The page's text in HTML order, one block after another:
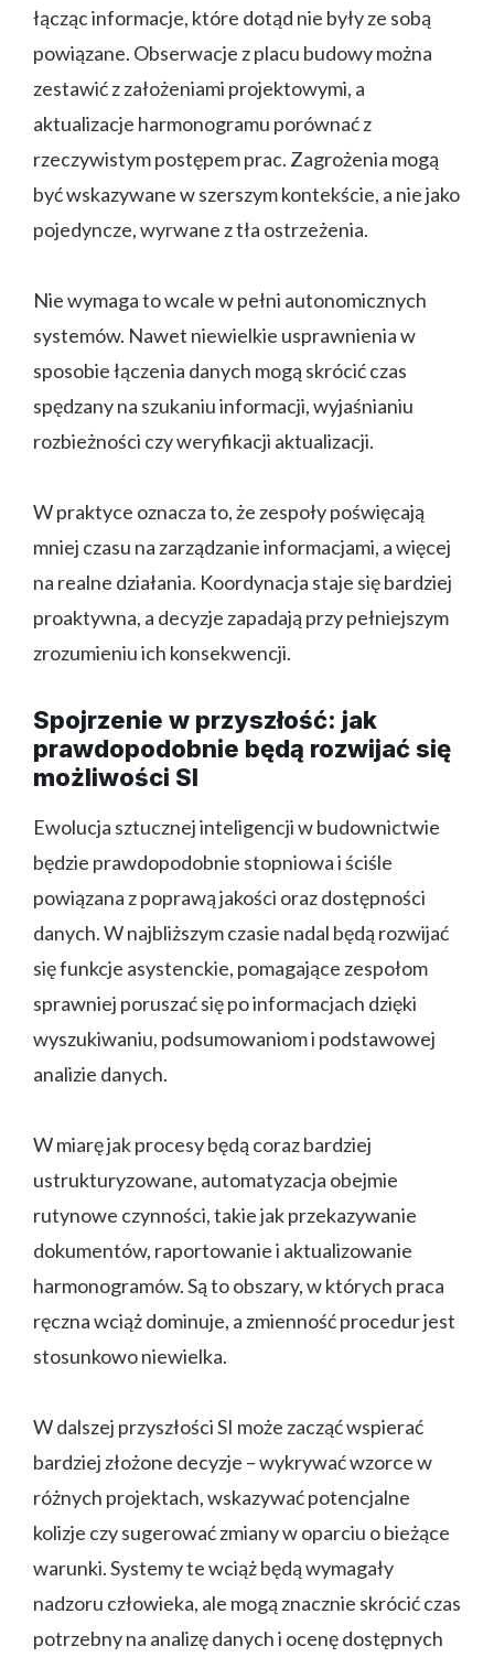
łącząc informacje, które dotąd nie były ze sobą
powiązane. Obserwacje z placu budowy można
zestawić z założeniami projektowymi, a
aktualizacje harmonogramu porównać z
rzeczywistym postępem prac. Zagrożenia mogą
być wskazywane w szerszym kontekście, a nie jako
pojedyncze, wyrwane z tła ostrzeżenia.
Nie wymaga to wcale w pełni autonomicznych
systemów. Nawet niewielkie usprawnienia w
sposobie łączenia danych mogą skrócić czas
spędzany na szukaniu informacji, wyjaśnianiu
rozbieżności czy weryfikacji aktualizacji.
W praktyce oznacza to, że zespoły poświęcają
mniej czasu na zarządzanie informacjami, a więcej
na realne działania. Koordynacja staje się bardziej
proaktywna, a decyzje zapadają przy pełniejszym
zrozumieniu ich konsekwencji.
Spojrzenie w przyszłość: jak
prawdopodobnie będą rozwijać się
możliwości SI
Ewolucja sztucznej inteligencji w budownictwie
będzie prawdopodobnie stopniowa i ściśle
powiązana z poprawą jakości oraz dostępności
danych. W najbliższym czasie nadal będą rozwijać
się funkcje asystenckie, pomagające zespołom
sprawniej poruszać się po informacjach dzięki
wyszukiwaniu, podsumowaniom i podstawowej
analizie danych.
W miarę jak procesy będą coraz bardziej
ustrukturyzowane, automatyzacja obejmie
rutynowe czynności, takie jak przekazywanie
dokumentów, raportowanie i aktualizowanie
harmonogramów. Są to obszary, w których praca
ręczna wciąż dominuje, a zmienność procedur jest
stosunkowo niewielka.
W dalszej przyszłości SI może zacząć wspierać
bardziej złożone decyzje – wykrywać wzorce w
różnych projektach, wskazywać potencjalne
kolizje czy sugerować zmiany w oparciu o bieżące
warunki. Systemy te wciąż będą wymagały
nadzoru człowieka, ale mogą znacznie skrócić czas
potrzebny na analizę danych i ocenę dostępnych